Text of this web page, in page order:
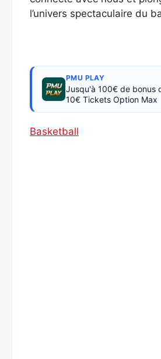
l’univers spectaculaire du
PMU PLAY
Jusqu'à 100€ de bonus
10€ Tickets Option Max
Basketball